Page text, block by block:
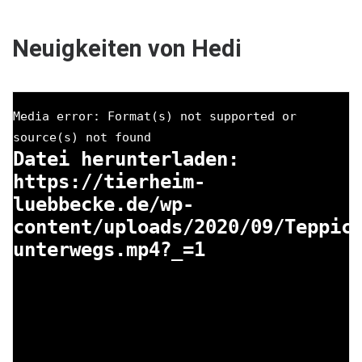
Neuigkeiten von Hedi
Media error: Format(s) not supported or
source(s) not found
Datei herunterladen:
https://tierheim-
luebbecke.de/wp-
content/uploads/2020/09/
unterwegs.mp4?_=1